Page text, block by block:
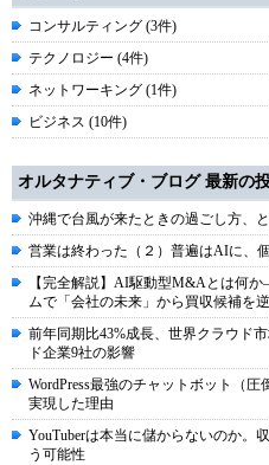
コンサルティング (3件)
テクノロジー (4件)
ネットワーキング (1件)
ビジネス (10件)
オルタナティブ・ブログ 最新の
沖縄で台風が来たときの過ごし方、
営業は終わった（２）普遍はAIに、
【完全解説】AI駆動型M&Aとは何
ムで「会社の未来」から買収候補を
前年同期比43%成長、世界クラウド
ド企業9社の影響
WordPress最強のチャットボット（
実現した理由
YouTuberは本当に儲からないのか。
う可能性